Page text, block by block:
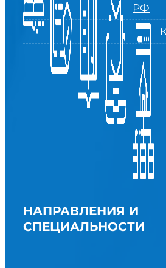
РФ
НАПРАВЛЕНИЯ И
СПЕЦИАЛЬНОСТИ